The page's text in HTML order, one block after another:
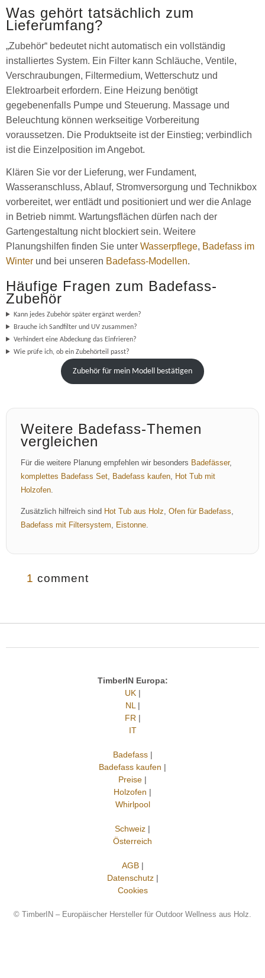
Was gehört tatsächlich zum
Lieferumfang?
„Zubehör“ bedeutet nicht automatisch ein vollständig
installiertes System. Ein Filter kann Schläuche, Ventile,
Verschraubungen, Filtermedium, Wetterschutz und
Elektroarbeit erfordern. Eine Heizung benötigt
gegebenenfalls Pumpe und Steuerung. Massage und
Beleuchtung können werkseitige Vorbereitung
voraussetzen. Die Produktseite ist der Einstieg; verbindlich
ist die Einzelposition im Angebot.
Klären Sie vor der Lieferung, wer Fundament,
Wasseranschluss, Ablauf, Stromversorgung und Technikbox
vorbereitet, wer entlädt und positioniert und wer die Anlage
in Betrieb nimmt. Wartungsflächen dürfen nach der
Gartengestaltung nicht blockiert sein. Weitere
Planungshilfen finden Sie unter Wasserpflege, Badefass im
Winter und bei unseren Badefass-Modellen.
Häufige Fragen zum Badefass-
Zubehör
Kann jedes Zubehör später ergänzt werden?
Brauche ich Sandfilter und UV zusammen?
Verhindert eine Abdeckung das Einfrieren?
Wie prüfe ich, ob ein Zubehörteil passt?
Zubehör für mein Modell bestätigen
Weitere Badefass-Themen
vergleichen
Für die weitere Planung empfehlen wir besonders Badefässer,
komplettes Badefass Set, Badefass kaufen, Hot Tub mit
Holzofen.
Zusätzlich hilfreich sind Hot Tub aus Holz, Ofen für Badefass,
Badefass mit Filtersystem, Eistonne.
1 comment
TimberIN Europa:
UK|
NL |
FR |
IT
Badefass|
Badefass kaufen |
Preise |
Holzofen |
Whirlpool
Schweiz |
Österreich
AGB|
Datenschutz|
Cookies
© TimberIN – Europäischer Hersteller für Outdoor Wellness aus Holz.